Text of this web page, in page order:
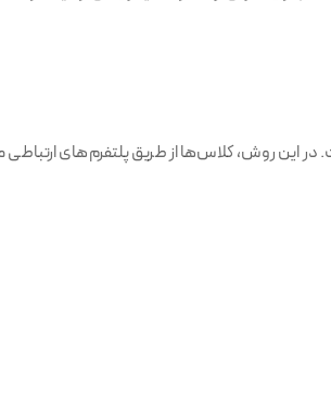
این روش، کلاس‌ها از طریق پلتفرم‌های ارتباطی